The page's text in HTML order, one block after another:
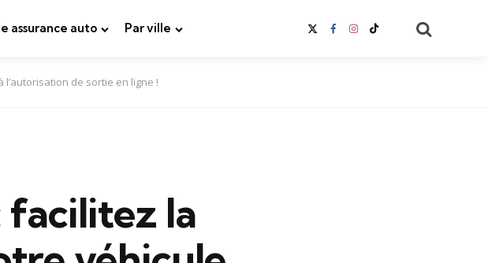
assurance auto Par ville
de sortie en ligne !
facilitez la